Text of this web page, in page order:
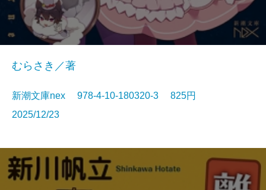
むらさき／著
新潮文庫nex 978-4-10-180320-3 825円
2025/12/23